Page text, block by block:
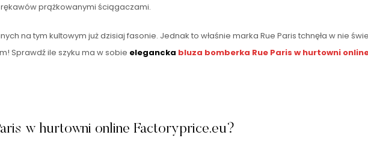
prążkowanymi ściągaczami.
na tym kultowym już dzisiaj fasonie. Jednak to właśnie marka Rue Paris tchnęła w nie
Sprawdź ile szyku ma w sobie elegancka bluza bomberka Rue Paris w hurtowni
w hurtowni online Factoryprice.eu?